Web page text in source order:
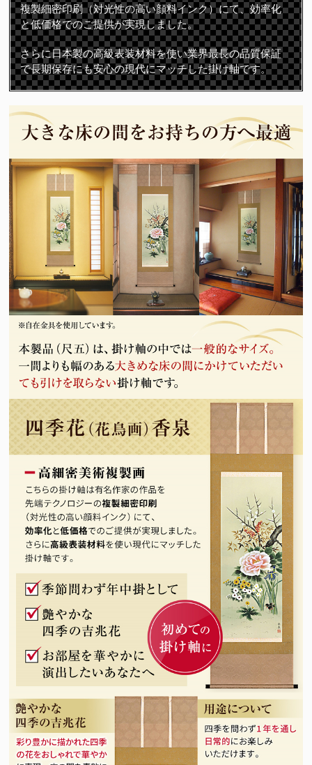
複製細密印刷（対光性の高い顔料インク）にて、効率化
と低価格でのご提供が実現しました。
さらに日本製の高級表装材料を使い業界最長の品質保証
で長期保存にも安心の現代にマッチした掛け軸です。